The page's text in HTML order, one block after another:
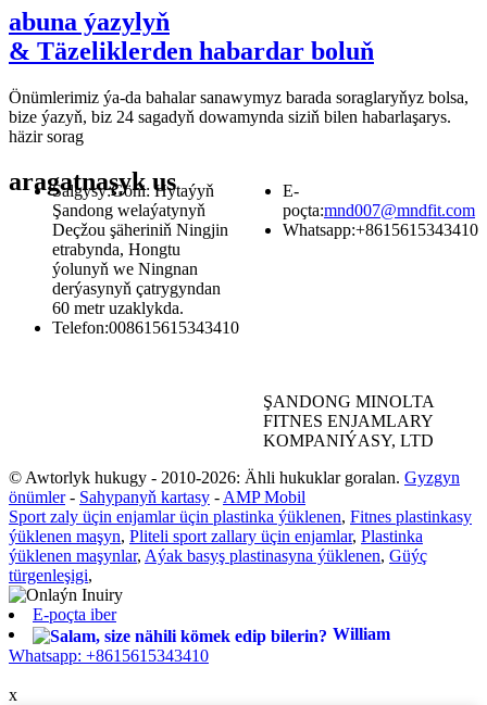
abuna ýazylyň
& Täzeliklerden habardar boluň
Önümlerimiz ýa-da bahalar sanawymyz barada soraglaryňyz bolsa,
bize ýazyň, biz 24 sagadyň dowamynda siziň bilen habarlaşarys.
häzir sorag
aragatnaşykus
Salgysy:Göni: Hytaýyň
Şandong welaýatynyň
Deçžou şäheriniň Ningjin
etrabynda, Hongtu
ýolunyň we Ningnan
derýasynyň çatrygyndan
60 metr uzaklykda.
Telefon:008615615343410
E-
poçta:mnd007@mndfit.com
Whatsapp:+8615615343410
ŞANDONG MINOLTA
FITNES ENJAMLARY
KOMPANIÝASY, LTD
© Awtorlyk hukugy - 2010-2026: Ähli hukuklar goralan. Gyzgyn
önümler- Sahypanyň kartasy - AMP Mobil
Sport zaly üçin enjamlar üçin plastinka ýüklenen, Fitnes plastinkasy
ýüklenen maşyn, Pliteli sport zallary üçin enjamlar, Plastinka
ýüklenen maşynlar, Aýak basyş plastinasyna ýüklenen, Güýç
türgenleşigi,
E-poçta iber
William
Whatsapp: +8615615343410
x